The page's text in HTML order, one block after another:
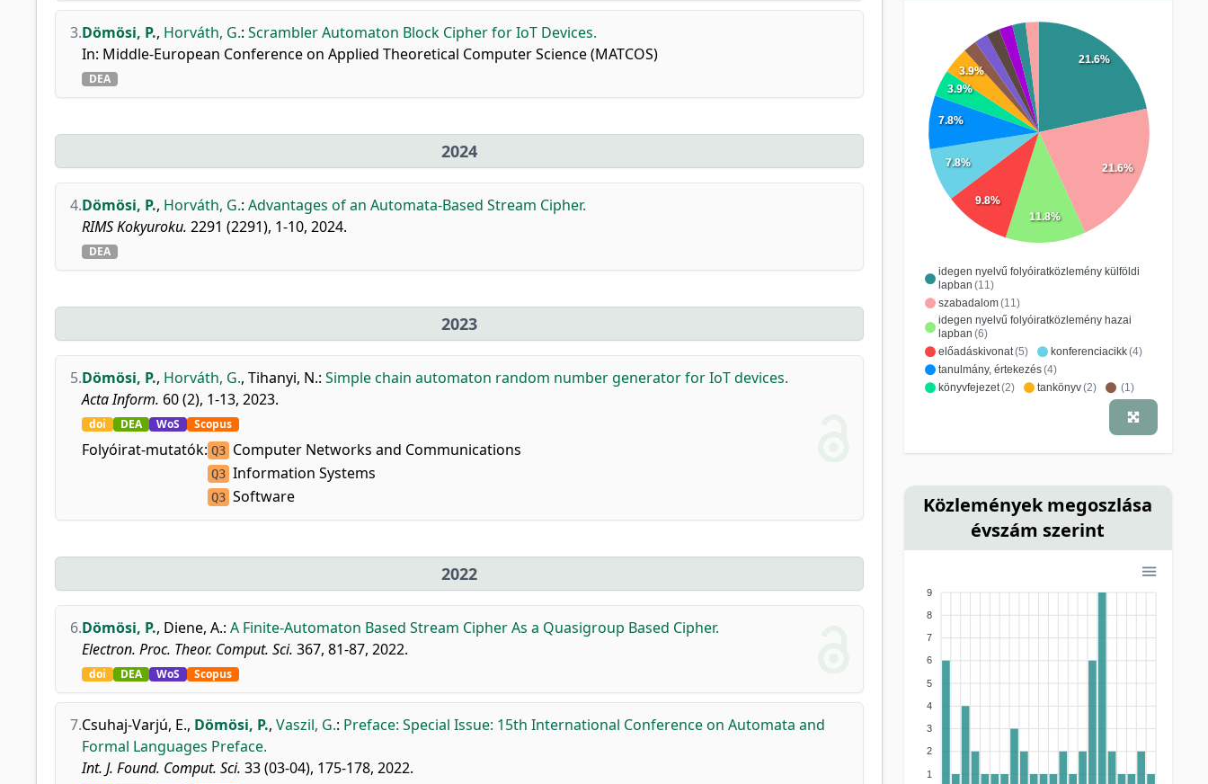
3.Dömösi, P., Horváth, G.: Scrambler Automaton Block Cipher for IoT Devices.
In: Middle-European Conference on Applied Theoretical Computer Science (MATCOS)
DEA
2024
4.Dömösi, P., Horváth, G.: Advantages of an Automata-Based Stream Cipher.
RIMS Kokyuroku. 2291 (2291), 1-10, 2024.
DEA
2023
5.Dömösi, P., Horváth, G., Tihanyi, N.: Simple chain automaton random number generator for IoT devices.
Acta Inform. 60 (2), 1-13, 2023.
doi DEA WoS Scopus
Folyóirat-mutatók: Q3 Computer Networks and Communications
Q3 Information Systems
Q3 Software
2022
6.Dömösi, P., Diene, A.: A Finite-Automaton Based Stream Cipher As a Quasigroup Based Cipher.
Electron. Proc. Theor. Comput. Sci. 367, 81-87, 2022.
doi DEA WoS Scopus
7.Csuhaj-Varjú, E., Dömösi, P., Vaszil, G.: Preface: Special Issue: 15th International Conference on Automata and
Formal Languages Preface.
Int. J. Found. Comput. Sci. 33 (03-04), 175-178, 2022.
idegen nyelvű folyóiratközlemény külföldi
lapban (11)
szabadalom(11)
idegen nyelvű folyóiratközlemény hazai
lapban (6)
előadáskivonat(5) konferenciacikk(4)
tanulmány, értekezés(4)
könyvfejezet(2) tankönyv(2)
(1)
magyar nyelvű folyóiratközlemény hazai
szakkönyv(1) szerkesztőségi anyag(1)
21.6%
21.6%
11.8%
9.8%
7.8%
7.8%
3.9%
3.9%
Közlemények megoszlása
évszám szerint
9
8
7
6
5
4
3
2
1